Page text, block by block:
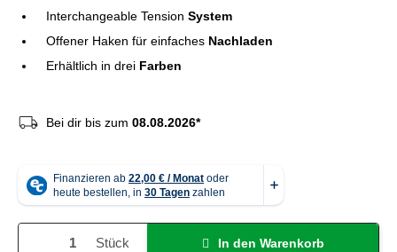
Interchangeable Tension System
Offener Haken für einfaches Nachladen
Erhältlich in drei Farben
Bei dir bis zum 08.08.2026*
Stück In den Warenkorb